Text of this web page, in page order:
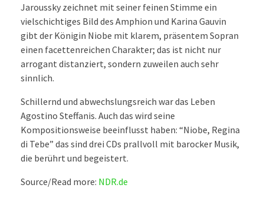
Jaroussky zeichnet mit seiner feinen Stimme ein
vielschichtiges Bild des Amphion und Karina Gauvin
gibt der Königin Niobe mit klarem, präsentem Sopran
einen facettenreichen Charakter; das ist nicht nur
arrogant distanziert, sondern zuweilen auch sehr
sinnlich.
Schillernd und abwechslungsreich war das Leben
Agostino Steffanis. Auch das wird seine
Kompositionsweise beeinflusst haben: “Niobe, Regina
di Tebe” das sind drei CDs prallvoll mit barocker Musik,
die berührt und begeistert.
Source/Read more: NDR.de